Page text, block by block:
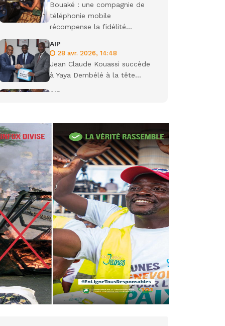
Bouaké : une compagnie de
téléphonie mobile
récompense la fidélité...
AIP
28 avr. 2026, 14:48
Jean Claude Kouassi succède
à Yaya Dembélé à la tête...
AIP
Sadio Camara tué lors
d’attaques...
AIP
22 avr. 2026, 16:41
Des bureaux ravagés dans un
incendie survenu à la mairie...
AIP
10 avr. 2026, 09:48
Nommé Médiateur de la
République, Gaoussou Touré
prend officiellement fonction
AIP
13 mars 2026, 10:43
Nécrologie : décès de
Guillaume Houphouët-Boigny,
fils du Père fondateur...